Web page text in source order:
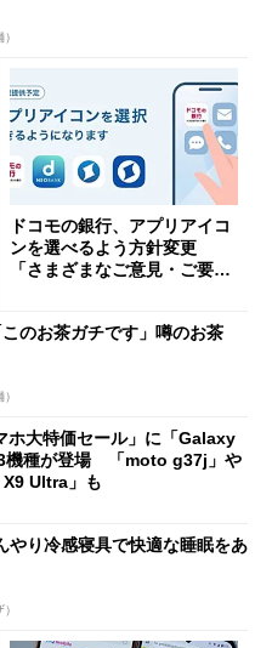
ドコモの銀行、アプリアイコ
ンを選べるよう方針変更
「さまざまなご意見・ご要望
のお茶ガチです」噂のお茶
ホ大特価セール」に「Galaxy
機種が登場 「moto g37j」や
X9 Ultra」も
やり冷感寝具で快適な睡眠をあ